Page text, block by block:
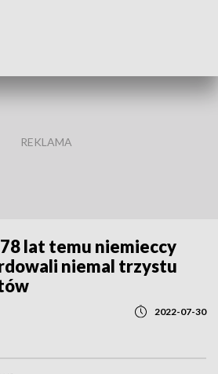
lat temu niemieccy
niemal trzystu
2022-07-30